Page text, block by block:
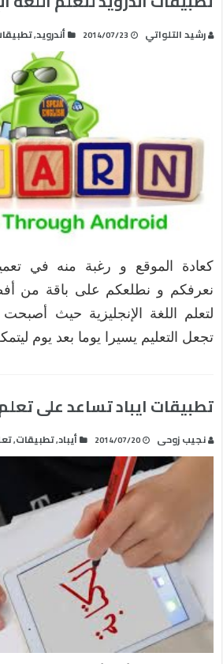
رشيد التلواتي 2014/07/23 أندرويد,
كعادة الموقع و رغبة منه في
نعرفكم و نطلعكم على باقة من
لتعلم اللغة الإنجليزية حيث أصبحت
تجعل التعليم يسيرا يوما بعد يوم
تطبيقات ايباد تساعد على
نجيب زوحى 2014/07/20 أيباد,تطبيقات,